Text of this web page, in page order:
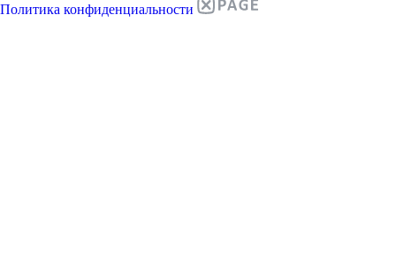
Политика конфиденциальности